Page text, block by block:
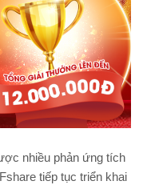
nhiều phản ứng tích
tiếp tục triển khai